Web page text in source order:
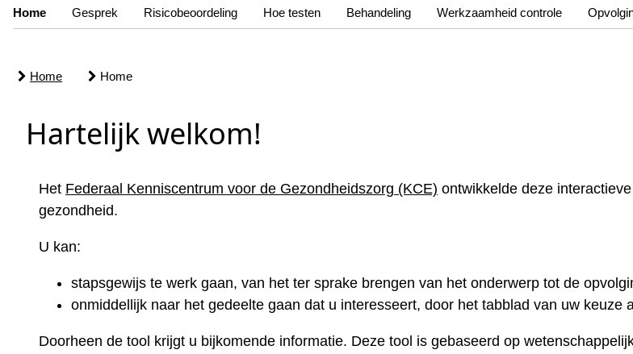
Home Gesprek Risicobeoordeling Hoe testen Behandeling Werkzaamheid controle
Home Home
Hartelijk welkom!
Het Federaal Kenniscentrum voor de Gezondheidszorg (KCE) ontwikkelde deze
gezondheid.
U kan:
stapsgewijs te werk gaan, van het ter sprake brengen van het onderwerp tot de
onmiddellijk naar het gedeelte gaan dat u interesseert, door het tabblad van uw keuze
Doorheen de tool krijgt u bijkomende informatie. Deze tool is gebaseerd op